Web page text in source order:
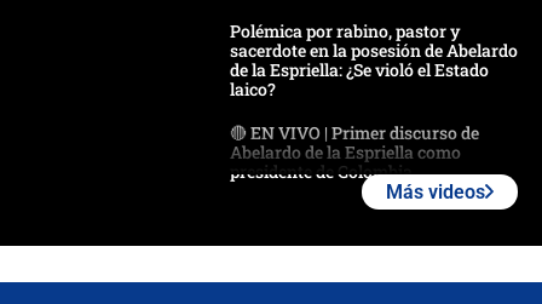
Polémica por rabino, pastor y
sacerdote en la posesión de Abelardo
de la Espriella: ¿Se violó el Estado
laico?
🔴 EN VIVO | Primer discurso de
Abelardo de la Espriella como
presidente de Colombia
Más videos